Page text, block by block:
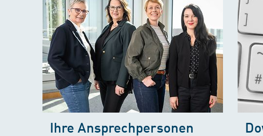
Ihre Ansprechpersonen